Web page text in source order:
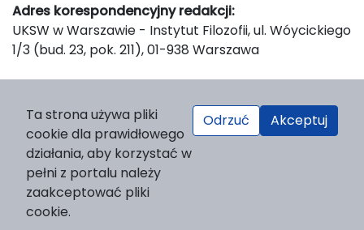
Adres korespondencyjny redakcji:
UKSW w Warszawie - Instytut Filozofii, ul. Wóycickiego
1/3 (bud. 23, pok. 211), 01-938 Warszawa
Wydawnictwo Naukowe UKSW, ul. Dewajtis 5, domek
nr 2, 01-815 Warszawa
Strona WWW Wydawnictwa
e-mail: wydawnictwo@uksw.edu.pl
Ta strona używa pliki
cookie dla prawidłowego
działania, aby korzystać w
pełni z portalu należy
zaakceptować pliki
cookie.
Odrzuć Akceptuj